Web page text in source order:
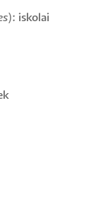
): iskolai